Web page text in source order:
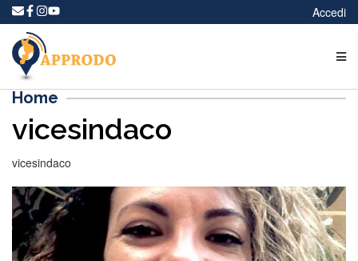
Accedi
Home
vicesindaco
vicesindaco